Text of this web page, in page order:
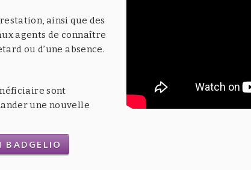
ainsi que des
agents de connaître
ou d’une absence.
sont
une nouvelle
BADGELIO